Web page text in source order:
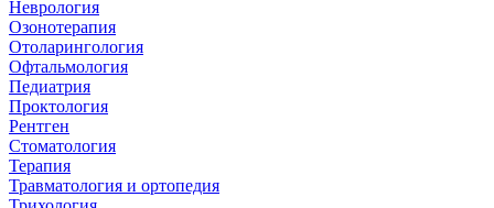
Неврология
Озонотерапия
Отоларингология
Офтальмология
Педиатрия
Проктология
Рентген
Стоматология
Терапия
Травматология и ортопедия